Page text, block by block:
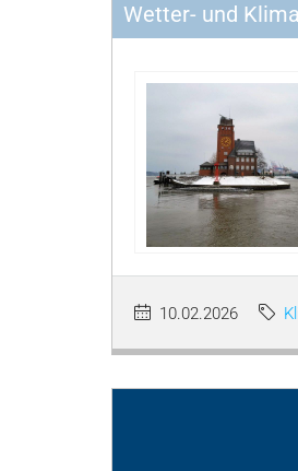
Wetter- und
10.02.2026